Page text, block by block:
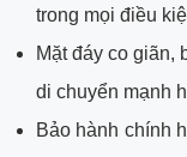
trong mọi điều
Mặt đáy co giãn,
di chuyển mạnh
Bảo hành chính